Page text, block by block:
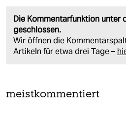
Die Kommentarfunktion unter
geschlossen.
Wir öffnen die
Artikeln für etwa drei Tage –
meistkommentiert